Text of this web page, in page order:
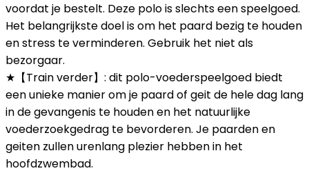
voordat je bestelt. Deze polo is slechts een speelgoed.
Het belangrijkste doel is om het paard bezig te houden
en stress te verminderen. Gebruik het niet als
bezorgaar.
★【Train verder】: dit polo-voederspeelgoed biedt
een unieke manier om je paard of geit de hele dag lang
in de gevangenis te houden en het natuurlijke
voederzoekgedrag te bevorderen. Je paarden en
geiten zullen urenlang plezier hebben in het
hoofdzwembad.